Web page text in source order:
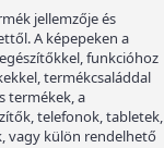
jellemzője és
A képepeken a
funkcióhoz
termékcsaláddal
termékek, a
telefonok, tabletek,
vagy külön rendelhető